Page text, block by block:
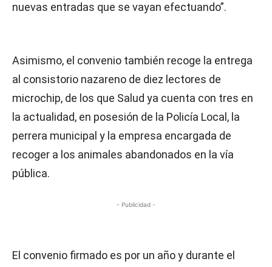
nuevas entradas que se vayan efectuando”.
Asimismo, el convenio también recoge la entrega
al consistorio nazareno de diez lectores de
microchip, de los que Salud ya cuenta con tres en
la actualidad, en posesión de la Policía Local, la
perrera municipal y la empresa encargada de
recoger a los animales abandonados en la vía
pública.
- Publicidad -
El convenio firmado es por un año y durante el